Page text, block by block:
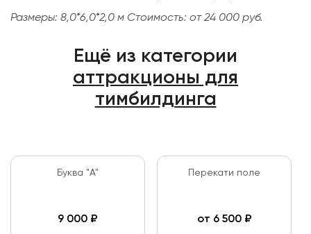
Размеры: 8,0*6,0*2,0 м Стоимость: от 24 000 руб.
Ещё из категории
аттракционы для
тимбилдинга
Буква "А"
9 000 ₽
Перекати поле
от 6 500₽